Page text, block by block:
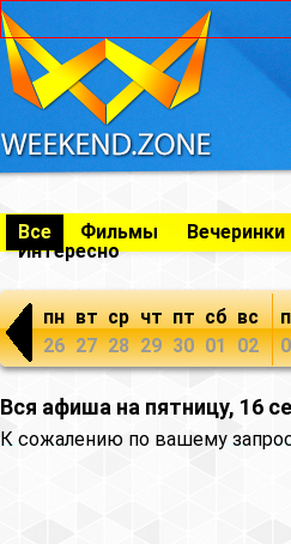
Все Фильмы Вечеринки
Интересно
пн
26
вт
27
ср
28
чт
29
пт
30
сб
01
вс
02
Вся афиша на пятницу, 16
К сожалению по вашему